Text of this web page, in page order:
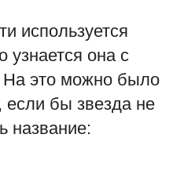
используется
узнается она с
это можно было
если бы звезда не
название: